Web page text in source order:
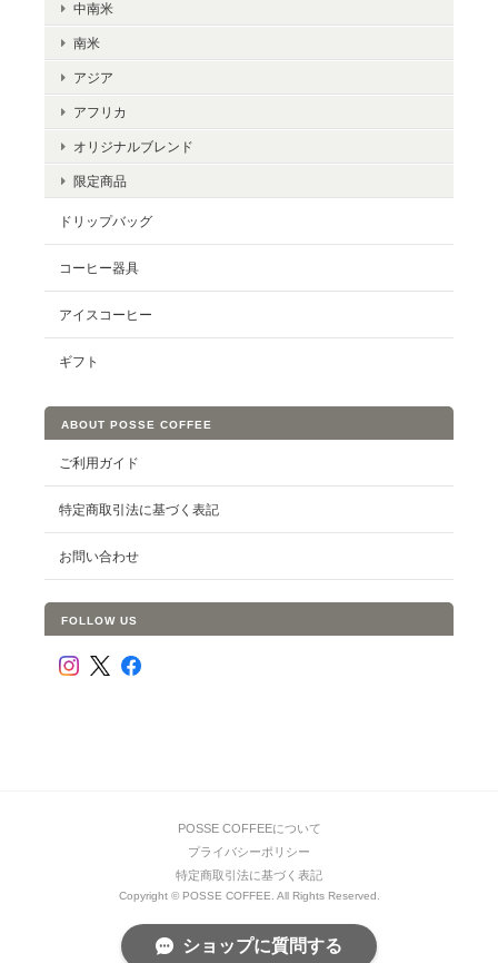
中南米
南米
アジア
アフリカ
オリジナルブレンド
限定商品
ドリップバッグ
コーヒー器具
アイスコーヒー
ギフト
ABOUT POSSE COFFEE
ご利用ガイド
特定商取引法に基づく表記
お問い合わせ
FOLLOW US
POSSE COFFEEについて
プライバシーポリシー
特定商取引法に基づく表記
Copyright © POSSE COFFEE. All Rights Reserved.
ショップに質問する